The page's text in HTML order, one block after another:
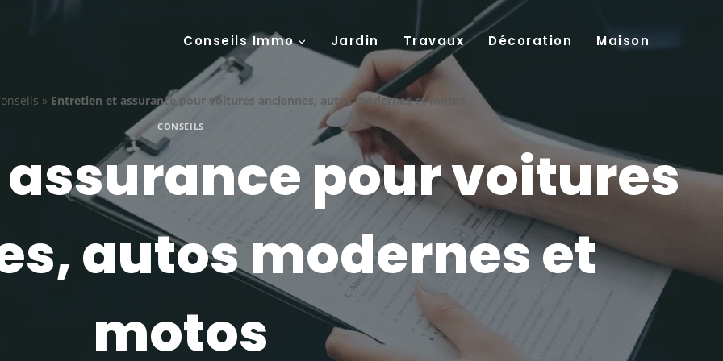
Conseils Immo Jardin Travaux Décoration Maison
» Entretien et assurance pour voitures anciennes, autos modernes et motos
CONSEILS
pour voitures
autos modernes et
motos